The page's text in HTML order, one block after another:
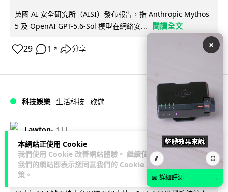
本網站正使用 Cookie
我們使用 Cookie 改善網站體驗。 繼續使用
我們的網站即表示您同意我們的 Cookie 政
策 。
英國 AI 安全研究所（AISI）發布報告，指 Anthropic Mythos
5 及 OpenAI GPT-5.6-Sol 模型在網絡安...
閱讀全文
29 1 ↗ 分享
科技娛樂 生活科技 旅遊
Lawton 1 日
日本福岡地鐵廣播被入侵 播不雅歌曲
西日本鐵道疑黑客所為
×
🎵 ⛶
📖 詳細評測 →